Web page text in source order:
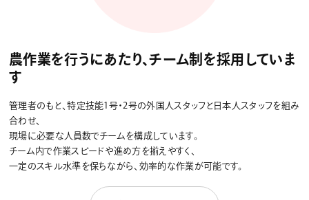
農作業を行うにあたり、チーム制を採用していま
す
管理者のもと、特定技能1号・2号の外国人スタッフと日本人スタッフを組み
合わせ、
現場に必要な人員数でチームを構成しています。
チーム内で作業スピードや進め方を揃えやすく、
一定のスキル水準を保ちながら、効率的な作業が可能です。